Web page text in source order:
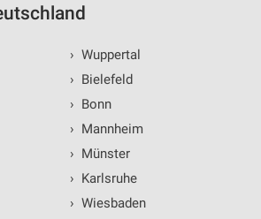
› Wuppertal
› Bielefeld
› Bonn
› Mannheim
› Münster
› Karlsruhe
› Wiesbaden